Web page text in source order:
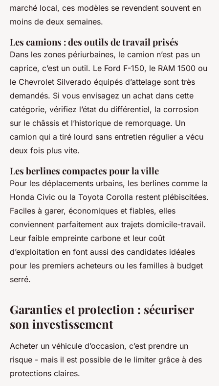
marché local, ces modèles se revendent souvent en
moins de deux semaines.
Les camions : des outils de travail prisés
Dans les zones périurbaines, le camion n’est pas un
caprice, c’est un outil. Le Ford F-150, le RAM 1500 ou
le Chevrolet Silverado équipés d’attelage sont très
demandés. Si vous envisagez un achat dans cette
catégorie, vérifiez l’état du différentiel, la corrosion
sur le châssis et l’historique de remorquage. Un
camion qui a tiré lourd sans entretien régulier a vécu
deux fois plus vite.
Les berlines compactes pour la ville
Pour les déplacements urbains, les berlines comme la
Honda Civic ou la Toyota Corolla restent plébiscitées.
Faciles à garer, économiques et fiables, elles
conviennent parfaitement aux trajets domicile-travail.
Leur faible empreinte carbone et leur coût
d’exploitation en font aussi des candidates idéales
pour les premiers acheteurs ou les familles à budget
serré.
Garanties et protection : sécuriser
son investissement
Acheter un véhicule d’occasion, c’est prendre un
risque - mais il est possible de le limiter grâce à des
protections claires.